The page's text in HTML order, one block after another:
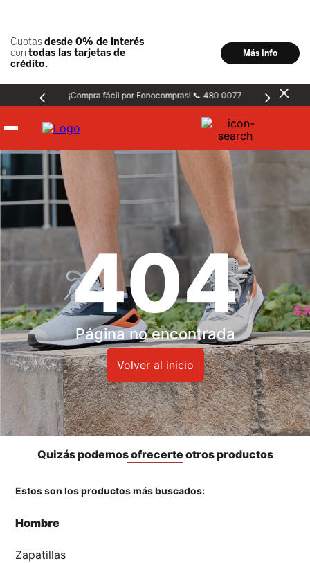
¡Compra fácil por Fonocompras! 📞 480 0077
Hombre
Mujer
Niños
Accesorios
🏃‍♀️🏃‍♂️ Zona del Hincha
👀 Lo Nuevo
🤑 Zona Outlet
404
Página no encontrada
Volver al inicio
Quizás podemos ofrecerte otros productos
Estos son los productos más buscados:
Hombre
Zapatillas